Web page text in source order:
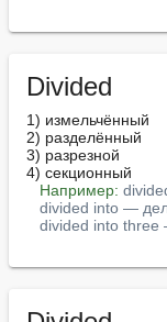
Divided
1) измельчённый
2) разделённый
3) разрезной
4) секционный
Например:
divided into —
divided into three